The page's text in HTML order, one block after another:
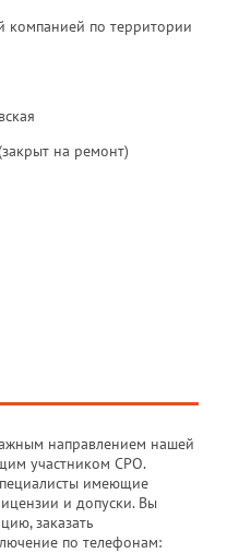
компанией по территории
на ремонт)
направлением нашей
участником СРО.
имеющие
и допуски. Вы
заказать
по телефонам: